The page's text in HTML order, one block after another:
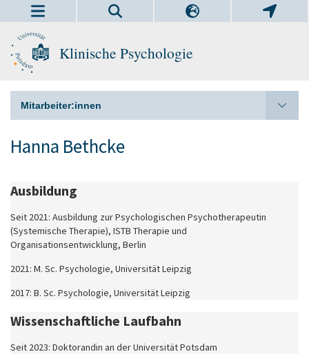
Klinische Psychologie
Mitarbeiter:innen
Hanna Bethcke
Ausbildung
Seit 2021: Ausbildung zur Psychologischen Psychotherapeutin
(Systemische Therapie), ISTB Therapie und
Organisationsentwicklung, Berlin
2021: M. Sc. Psychologie, Universität Leipzig
2017: B. Sc. Psychologie, Universität Leipzig
Wissenschaftliche Laufbahn
Seit 2023: Doktorandin an der Universität Potsdam